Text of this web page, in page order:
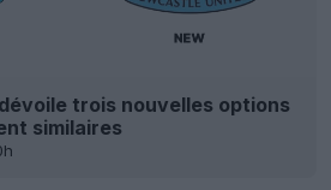
trois nouvelles options
similaires